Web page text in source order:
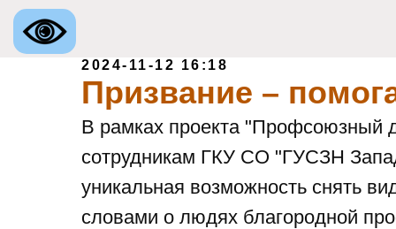
2024-11-12 16:18
Призвание –
В рамках проекта "Профсоюзный
сотрудникам ГКУ СО "ГУСЗН
уникальная возможность снять
словами о людях благородной